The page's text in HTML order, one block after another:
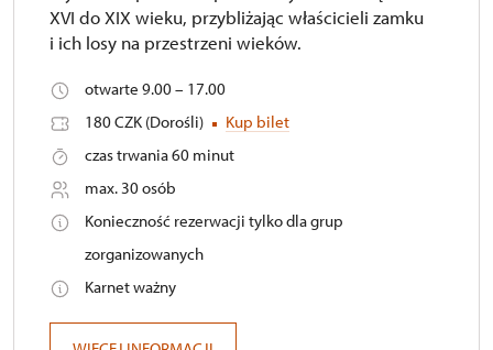
XVI do XIX wieku, przybliżając właścicieli zamku
i ich losy na przestrzeni wieków.
otwarte 9.00 – 17.00
180 CZK (Dorośli)
Kup bilet
czas trwania 60 minut
max. 30 osób
Konieczność rezerwacji tylko dla grup
zorganizowanych
Karnet ważny